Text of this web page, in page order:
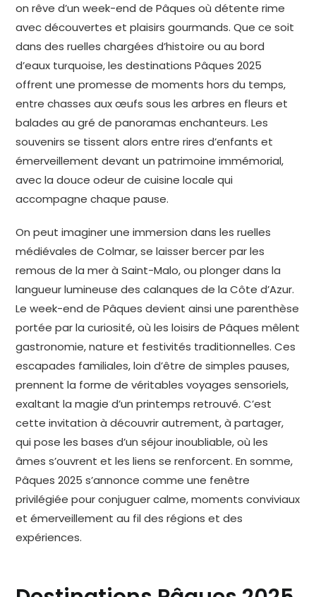
on rêve d’un week-end de Pâques où détente rime
avec découvertes et plaisirs gourmands. Que ce soit
dans des ruelles chargées d’histoire ou au bord
d’eaux turquoise, les destinations Pâques 2025
offrent une promesse de moments hors du temps,
entre chasses aux œufs sous les arbres en fleurs et
balades au gré de panoramas enchanteurs. Les
souvenirs se tissent alors entre rires d’enfants et
émerveillement devant un patrimoine immémorial,
avec la douce odeur de cuisine locale qui
accompagne chaque pause.
On peut imaginer une immersion dans les ruelles
médiévales de Colmar, se laisser bercer par les
remous de la mer à Saint-Malo, ou plonger dans la
langueur lumineuse des calanques de la Côte d’Azur.
Le week-end de Pâques devient ainsi une parenthèse
portée par la curiosité, où les loisirs de Pâques mêlent
gastronomie, nature et festivités traditionnelles. Ces
escapades familiales, loin d’être de simples pauses,
prennent la forme de véritables voyages sensoriels,
exaltant la magie d’un printemps retrouvé. C’est
cette invitation à découvrir autrement, à partager,
qui pose les bases d’un séjour inoubliable, où les
âmes s’ouvrent et les liens se renforcent. En somme,
Pâques 2025 s’annonce comme une fenêtre
privilégiée pour conjuguer calme, moments conviviaux
et émerveillement au fil des régions et des
expériences.